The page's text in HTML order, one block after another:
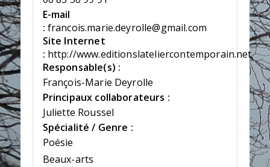
E-mail
: francois.marie.deyrolle@gmail.com
Site Internet
: http://www.editionslateliercontemporain.net
Responsable(s) :
François-Marie Deyrolle
Principaux collaborateurs :
Juliette Roussel
Spécialité / Genre :
Poésie
Beaux-arts